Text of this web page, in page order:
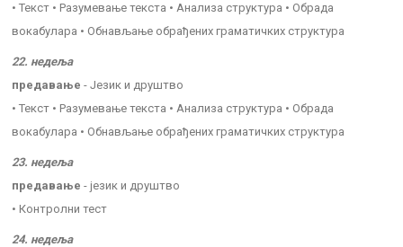
• Текст • Разумевање текста • Анализа структура • Обрада
вокабулара • Обнављање обрађених граматичких структура
22. недеља
предавање - Језик и друштво
• Текст • Разумевање текста • Анализа структура • Обрада
вокабулара • Обнављање обрађених граматичких структура
23. недеља
предавање - језик и друштво
• Контролни тест
24. недеља